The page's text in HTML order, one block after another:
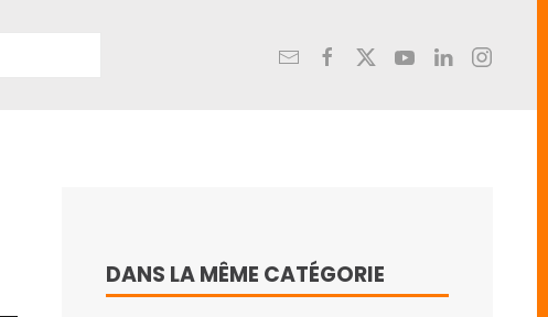
DANS LA MÊME CATÉGORIE